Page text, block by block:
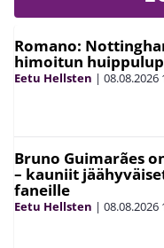
Romano:
himoitun
Eetu Hellsten | 08.08.2026
Bruno Guimarães
– kauniit
faneille
Eetu Hellsten | 08.08.2026